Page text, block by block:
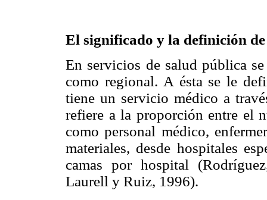
El significado y la definición
En servicios de salud pública
como regional. A ésta se le
tiene un servicio médico a
refiere a la proporción entre el
como personal médico,
materiales, desde hospitales
camas por hospital
Laurell y Ruiz, 1996).